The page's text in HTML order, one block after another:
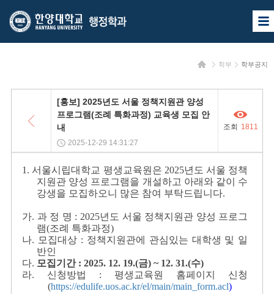
한
양
교
양
교
행
정
학
과
사
이
열
홈 학부 학부공지
[홍보] 2025년도 서울 정책지원관 양성
프로그램(조례 특화과정) 교육생 모집 안
내
조회
1811
2025-12-29 14:31:27
1. 서울시립대학교 평생교육원은 2025년도 서울 정책
지원관 양성 프로그램을 개설하고 아래와 같이 수
강생을 모집하오니 많은 참여 부탁드립니다.
가. 과 정 명 : 2025년도 서울 정책지원관 양성 프로그
램(조례 특화과정)
나. 모집대상 : 정책지원관에 관심있는 대학생 및 일
반인
다. 모집기간 : 2025. 12. 19.(금) ~ 12. 31.(수)
라. 신청방법 : 평생교육원 홈페이지 신청
(https://edulife.uos.ac.kr/el/main/main_form.acl)